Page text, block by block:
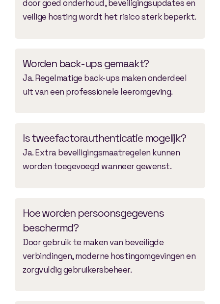
door goed onderhoud, beveiligingsupdates en
veilige hosting wordt het risico sterk beperkt.
Worden back-ups gemaakt?
Ja. Regelmatige back-ups maken onderdeel
uit van een professionele leeromgeving.
Is tweefactorauthenticatie mogelijk?
Ja. Extra beveiligingsmaatregelen kunnen
worden toegevoegd wanneer gewenst.
Hoe worden persoonsgegevens
beschermd?
Door gebruik te maken van beveiligde
verbindingen, moderne hostingomgevingen en
zorgvuldig gebruikersbeheer.